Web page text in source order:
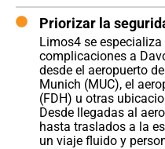
Priorizar la
Limos4 se
complicaciones a
desde el aeropuerto
Munich (MUC), el
(FDH) u otras
Desde llegadas al
hasta traslados a la
un viaje fluido y